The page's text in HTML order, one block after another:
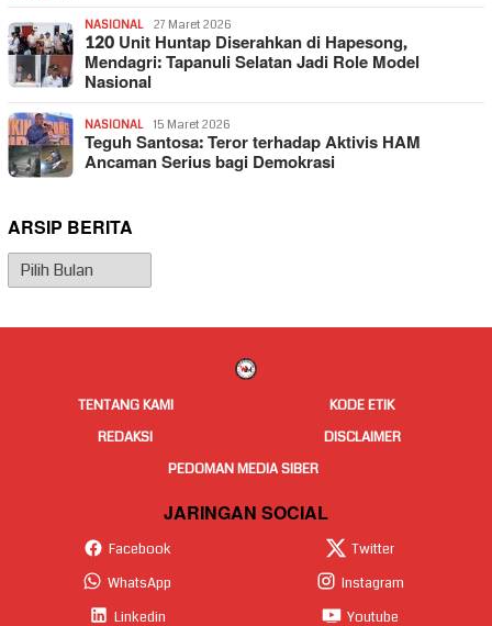
NASIONAL 27 Maret 2026
120 Unit Huntap Diserahkan di Hapesong,
Mendagri: Tapanuli Selatan Jadi Role Model
Nasional
NASIONAL 15 Maret 2026
Teguh Santosa: Teror terhadap Aktivis HAM
Ancaman Serius bagi Demokrasi
ARSIP BERITA
Arsip
Berita
TENTANG KAMI
KODE ETIK
REDAKSI
DISCLAIMER
PEDOMAN MEDIA SIBER
JARINGAN SOCIAL
Facebook
Twitter
WhatsApp
Instagram
Linkedin
Youtube